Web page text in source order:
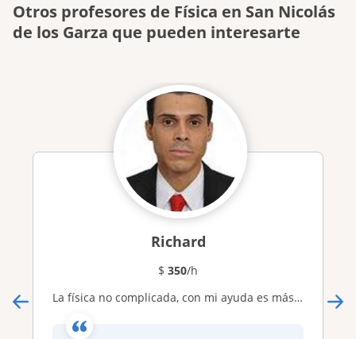
Otros profesores de Física en San Nicolás
de los Garza que pueden interesarte
Richard
$ 350/h
La física no complicada, con mi ayuda es más simple. Presencial o en línea